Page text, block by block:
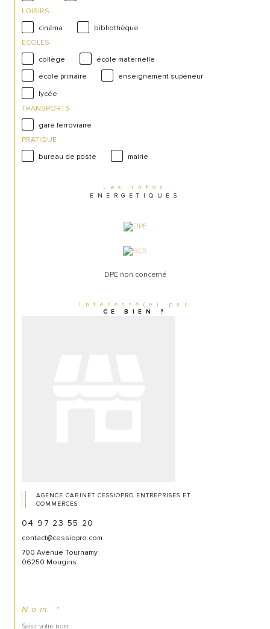
LOISIRS
cinéma
bibliothèque
ECOLES
collège
école maternelle
école primaire
enseignement supérieur
lycée
TRANSPORTS
gare ferroviaire
PRATIQUE
bureau de poste
mairie
Les infos
ENERGETIQUES
DPE non concerné
Intéressé(e) par
CE BIEN ?
AGENCE CABINET CESSIOPRO ENTREPRISES ET
COMMERCES
04 97 23 55 20
contact@cessiopro.com
700 Avenue Tournamy
06250 Mougins
Nom *